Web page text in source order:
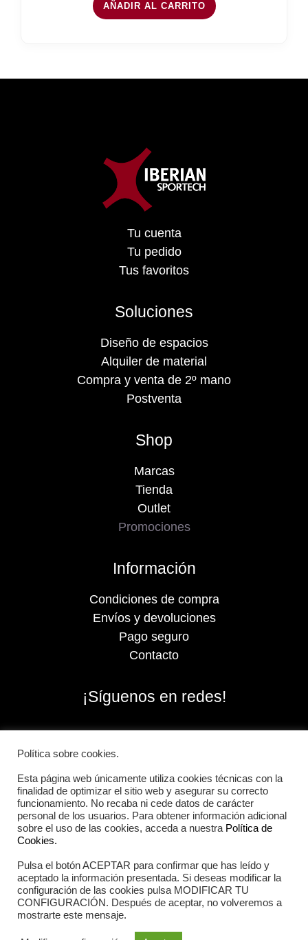
AÑADIR AL CARRITO
Tu cuenta
Tu pedido
Tus favoritos
Soluciones
Diseño de espacios
Alquiler de material
Compra y venta de 2º mano
Postventa
Shop
Marcas
Tienda
Outlet
Promociones
Información
Condiciones de compra
Envíos y devoluciones
Pago seguro
Contacto
¡Síguenos en redes!
2026 Iberian Sportech © Todos los derechos
reservados.
Política sobre cookies.
Esta página web únicamente utiliza cookies técnicas con la
finalidad de optimizar el sitio web y asegurar su correcto
funcionamiento. No recaba ni cede datos de carácter
personal de los usuarios. Para obtener información adicional
sobre el uso de las cookies, acceda a nuestra Política de
Cookies.
Pulsa el botón ACEPTAR para confirmar que has leído y
aceptado la información presentada. Si deseas modificar la
configuración de las cookies pulsa MODIFICAR TU
CONFIGURACIÓN. Después de aceptar, no volveremos a
mostrarte este mensaje.